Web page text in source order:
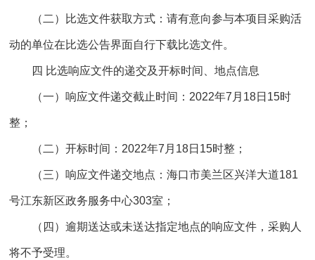
（二）比选文件获取方式：请有意向参与本项目采购活
动的单位在比选公告界面自行下载比选文件。
四 比选响应文件的递交及开标时间、地点信息
（一）响应文件递交截止时间：2022年7月18日15时
整；
（二）开标时间：2022年7月18日15时整；
（三）响应文件递交地点：海口市美兰区兴洋大道181
号江东新区政务服务中心303室；
（四）逾期送达或未送达指定地点的响应文件，采购人
将不予受理。